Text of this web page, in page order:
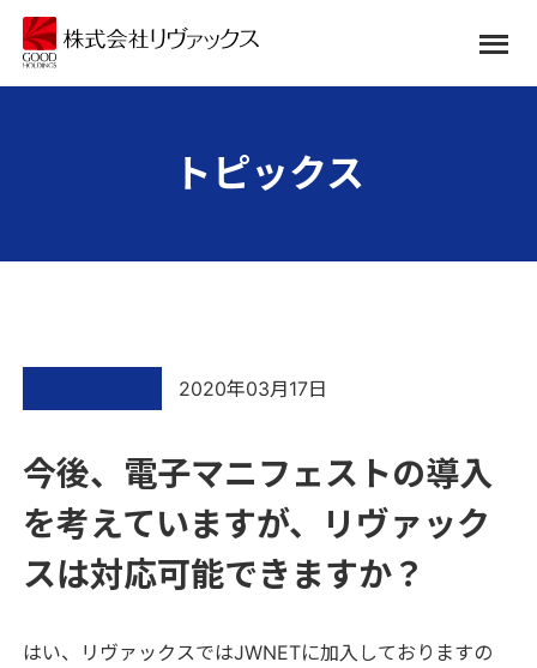
トピックス
今後、電子マニフェストの導入
を考えていますが、リヴァック
スは対応可能できますか？
2020年03月17日
はい、リヴァックスではJWNETに加入しておりますの